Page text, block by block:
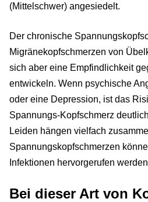
(Mittelschwer) angesiedelt.
Der chronische
Migränekopfschmerzen von
sich aber eine Empfindlichkeit
entwickeln. Wenn psychische
oder eine Depression, ist das
Spannungs-Kopfschmerz
Leiden hängen vielfach
Spannungskopfschmerzen
Infektionen hervorgerufen
Bei dieser Art von